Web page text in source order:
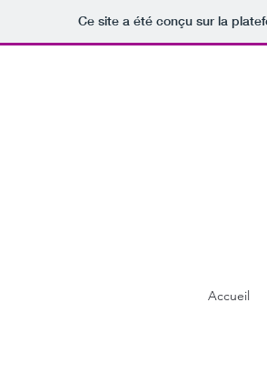
Ce site a été conçu sur la
Accueil